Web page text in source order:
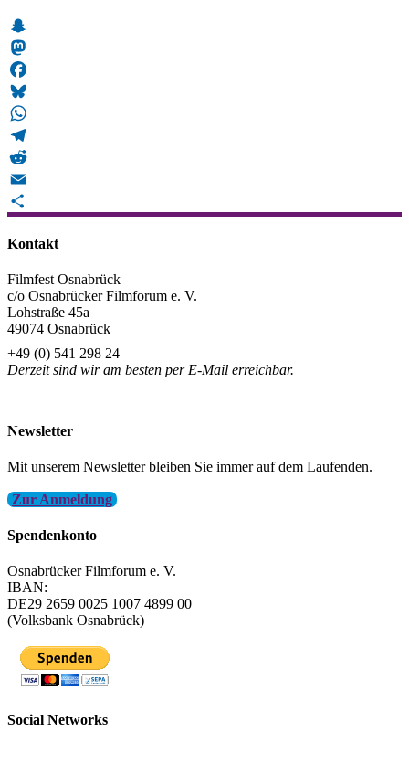
Snapchat
Mastodon
Facebook
Bluesky
WhatsApp
Telegram
Reddit
Email
Kontakt
Filmfest Osnabrück
c/o Osnabrücker Filmforum e. V.
Lohstraße 45a
49074 Osnabrück
+49 (0) 541 298 24
Derzeit sind wir am besten per E-Mail erreichbar.
Newsletter
Mit unserem Newsletter bleiben Sie immer auf dem Laufenden.
Zur Anmeldung
Spendenkonto
Osnabrücker Filmforum e. V.
IBAN:
DE29 2659 0025 1007 4899 00
(Volksbank Osnabrück)
Social Networks